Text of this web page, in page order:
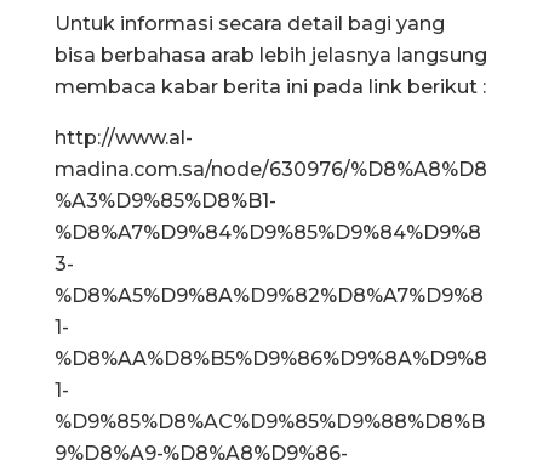
Untuk informasi secara detail bagi yang
bisa berbahasa arab lebih jelasnya langsung
membaca kabar berita ini pada link berikut :
http://www.al-
madina.com.sa/node/630976/%D8%A8%D8
%A3%D9%85%D8%B1-
%D8%A7%D9%84%D9%85%D9%84%D9%8
3-
%D8%A5%D9%8A%D9%82%D8%A7%D9%8
1-
%D8%AA%D8%B5%D9%86%D9%8A%D9%8
1-
%D9%85%D8%AC%D9%85%D9%88%D8%B
9%D8%A9-%D8%A8%D9%86-